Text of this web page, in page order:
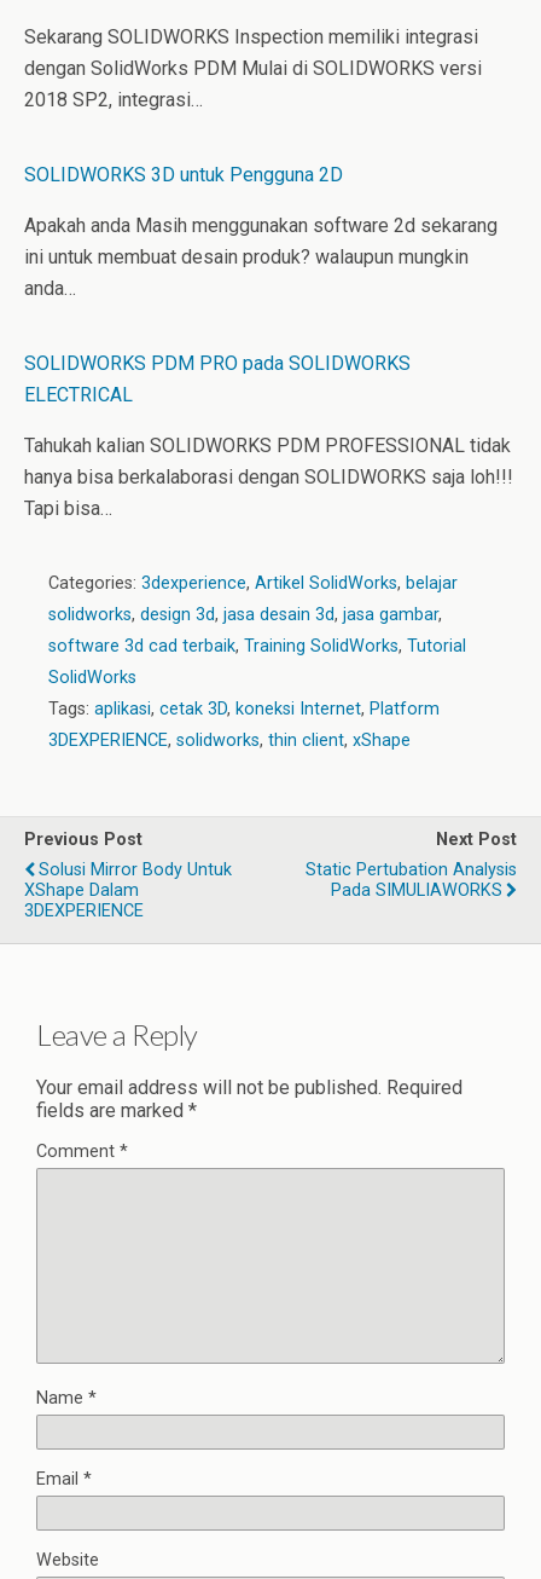
Sekarang SOLIDWORKS Inspection memiliki integrasi
dengan SolidWorks PDM Mulai di SOLIDWORKS versi
2018 SP2, integrasi…
SOLIDWORKS 3D untuk Pengguna 2D
Apakah anda Masih menggunakan software 2d sekarang
ini untuk membuat desain produk? walaupun mungkin
anda…
SOLIDWORKS PDM PRO pada SOLIDWORKS
ELECTRICAL
Tahukah kalian SOLIDWORKS PDM PROFESSIONAL tidak
hanya bisa berkalaborasi dengan SOLIDWORKS saja loh!!!
Tapi bisa…
Categories: 3dexperience, Artikel SolidWorks, belajar
solidworks, design 3d, jasa desain 3d, jasa gambar,
software 3d cad terbaik, Training SolidWorks, Tutorial
SolidWorks
Tags: aplikasi, cetak 3D, koneksi Internet, Platform
3DEXPERIENCE, solidworks, thin client, xShape
Previous Post
Solusi Mirror Body Untuk
XShape Dalam
3DEXPERIENCE
Next Post
Static Pertubation Analysis
Pada SIMULIAWORKS
Leave a Reply
Your email address will not be published. Required
fields are marked *
Comment *
Name *
Email *
Website